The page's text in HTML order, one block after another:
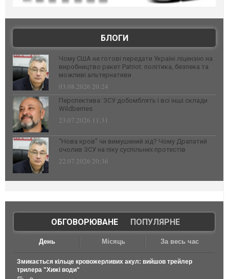
БЛОГИ
Чому США не готові передати Україні ліцензію на
виробництво ракет Patriot: політика, безпека та
можливі альтернативи
03.08.2026 20:24
Перспектива: ЗСУ добомблять і всі інші склади
Wildberries
23.07.2026 11:31
“Нова кров” чи вимушений хід? Чому Драпатий
очолив ЗСУ на піку суспільних протестів
22.07.2026 20:36
ОБГОВОРЮВАНЕ| ПОПУЛЯРНЕ
День Місяць За весь час
Змикається кільце кровожерливих акул: вийшов трейлер
трилера "Хижі води"